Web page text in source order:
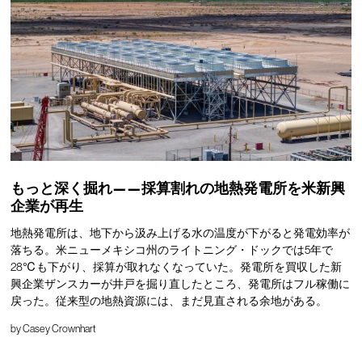
もっと深く掘れ——採算割れの地熱発電所を米新興
企業が再生
地熱発電所は、地下から汲み上げる水の温度が下がると発電効率が
落ちる。米ニューメキシコ州のライトニング・ドックでは5年で
28℃も下がり、採算が取れなくなっていた。発電所を買収した新
興企業ザンスカーが井戸を掘り直したところ、発電所はフル稼働に
戻った。従来型の地熱資源には、まだ見直される余地がある。
byCasey Crownhart